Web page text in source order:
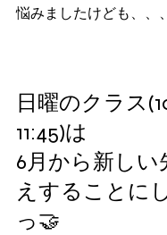
悩みましたけども、、、
日曜のクラス
11:45)は
6月から新しい
えすることに
っ🤝